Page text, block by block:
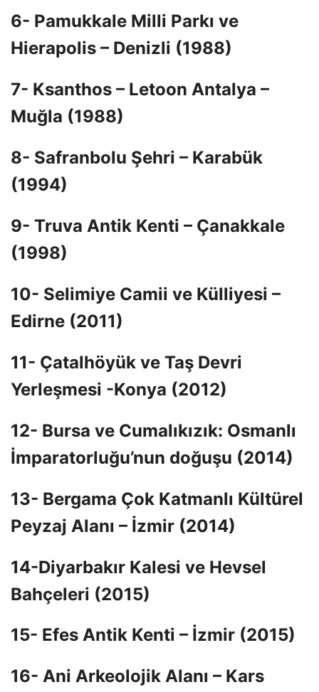
6- Pamukkale Milli Parkı ve
Hierapolis – Denizli (1988)
7- Ksanthos – Letoon Antalya –
Muğla (1988)
8- Safranbolu Şehri – Karabük
(1994)
9- Truva Antik Kenti – Çanakkale
(1998)
10- Selimiye Camii ve Külliyesi –
Edirne (2011)
11- Çatalhöyük ve Taş Devri
Yerleşmesi -Konya (2012)
12- Bursa ve Cumalıkızık: Osmanlı
İmparatorluğu’nun doğuşu (2014)
13- Bergama Çok Katmanlı Kültürel
Peyzaj Alanı – İzmir (2014)
14-Diyarbakır Kalesi ve Hevsel
Bahçeleri (2015)
15- Efes Antik Kenti – İzmir (2015)
16- Ani Arkeolojik Alanı – Kars